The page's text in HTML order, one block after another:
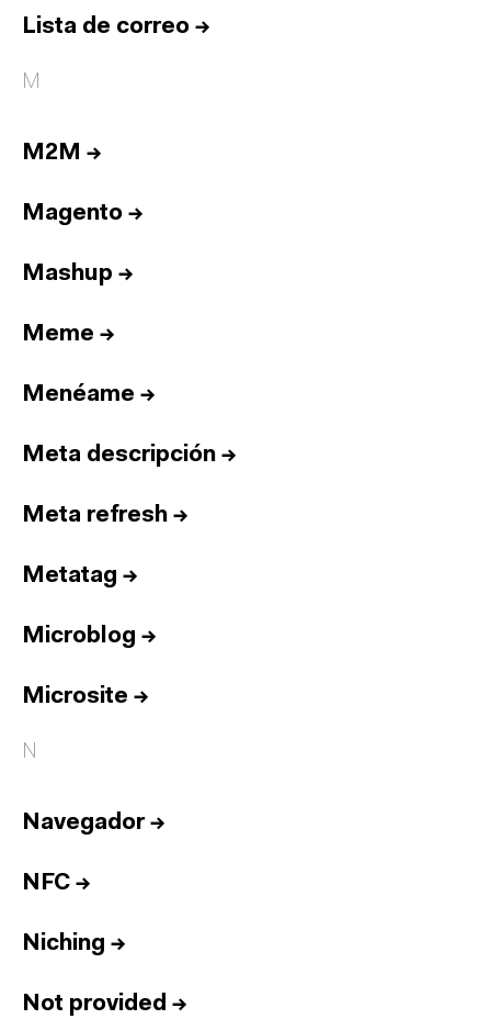
Lista de correo →
M
M2M →
Magento →
Mashup →
Meme →
Menéame →
Meta descripción →
Meta refresh →
Metatag →
Microblog →
Microsite →
N
Navegador→
NFC →
Niching →
Not provided →